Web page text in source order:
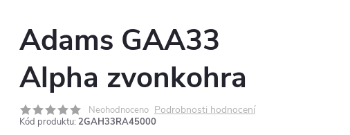
Adams GAA33
Alpha zvonkohra
Neohodnoceno Podrobnosti hodnocení
Kód produktu: 2GAH33RA45000